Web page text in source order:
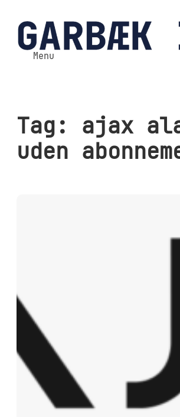
til
indhold
Menu
Tag: ajax
uden